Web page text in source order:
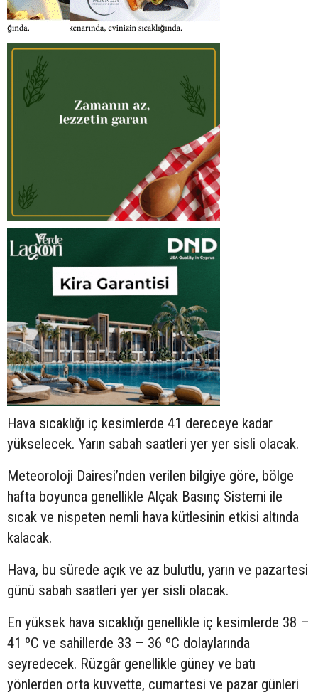
Hava sıcaklığı iç kesimlerde 41 dereceye kadar
yükselecek. Yarın sabah saatleri yer yer sisli olacak.
Meteoroloji Dairesi’nden verilen bilgiye göre, bölge
hafta boyunca genellikle Alçak Basınç Sistemi ile
sıcak ve nispeten nemli hava kütlesinin etkisi altında
kalacak.
Hava, bu sürede açık ve az bulutlu, yarın ve pazartesi
günü sabah saatleri yer yer sisli olacak.
En yüksek hava sıcaklığı genellikle iç kesimlerde 38 –
41 ºC ve sahillerde 33 – 36 ºC dolaylarında
seyredecek. Rüzgâr genellikle güney ve batı
yönlerden orta kuvvette, cumartesi ve pazar günleri